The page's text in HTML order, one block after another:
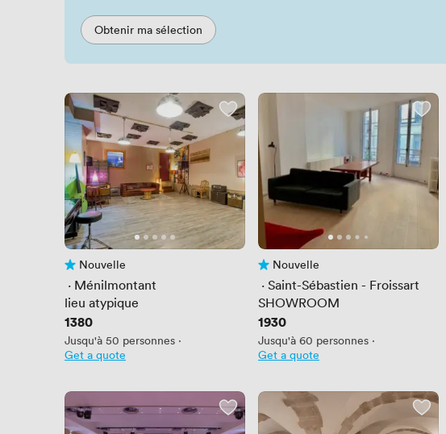
Obtenir ma sélection
Pas encore d'avis
Nouvelle
· Ménilmontant
lieu atypique
Prix
1380
Jusqu'à 50 personnes ·
Get a quote
Pas encore d'avis
Nouvelle
· Saint-Sébastien - Froissart
SHOWROOM
Prix
1930
Jusqu'à 60 personnes ·
Get a quote